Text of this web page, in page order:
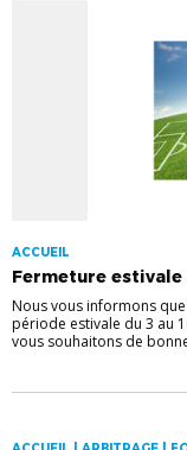
ACCUEIL
Fermeture estivale
Nous vous informons
période estivale du 3 au
vous souhaitons de